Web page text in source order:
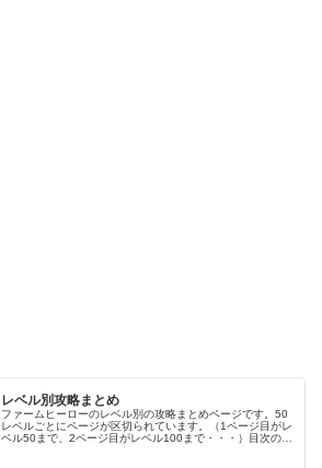
レベル別攻略まとめ
ファームヒーローのレベル別の攻略まとめページです。50
レベルごとにページが区切られています。（1ページ目がレ
ベル50まで、2ページ目がレベル100まで・・・）目次のリ